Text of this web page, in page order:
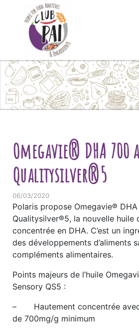
Skip to content
Omegavie® DHA 700
Qualitysilver®5
06/03/2020
Polaris propose Omegavie®
Qualitysilver®5, la nouvelle huile
concentrée en DHA. C’est un
des développements d’aliments
compléments alimentaires.
Points majeurs de l’huile
Sensory QS5 :
– Hautement concentrée avec
de 700mg/g minimum